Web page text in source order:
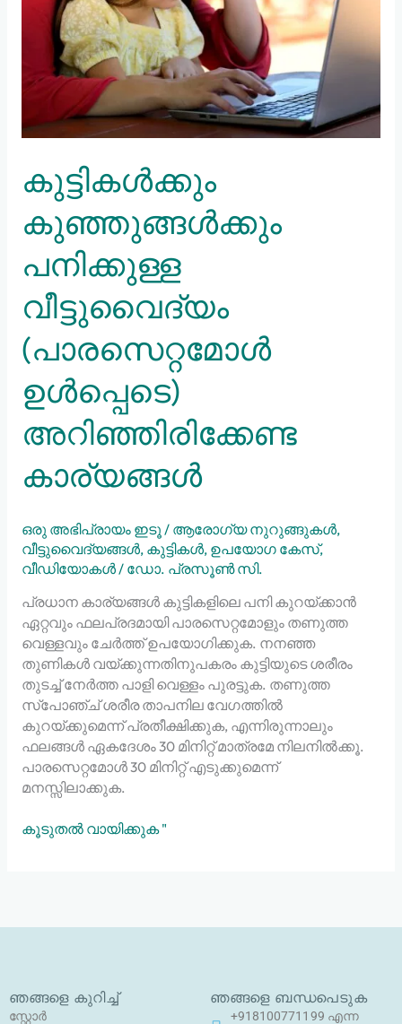
കുട്ടികൾക്കും
കുഞ്ഞുങ്ങൾക്കും
പനിക്കുള്ള
വീട്ടുവൈദ്യം
(പാരസെറ്റമോൾ
ഉൾപ്പെടെ)
അറിഞ്ഞിരിക്കേണ്ട
കാര്യങ്ങൾ
ഒരു അഭിപ്രായം ഇടൂ / ആരോഗ്യ നുറുങ്ങുകൾ,
വീട്ടുവൈദ്യങ്ങൾ, കുട്ടികൾ, ഉപയോഗ കേസ്,
വീഡിയോകൾ/ ഡോ. പ്രസൂൺ സി.
പ്രധാന കാര്യങ്ങൾ കുട്ടികളിലെ പനി കുറയ്ക്കാൻ
ഏറ്റവും ഫലപ്രദമായി പാരസെറ്റമോളും തണുത്ത
വെള്ളവും ചേർത്ത് ഉപയോഗിക്കുക. നനഞ്ഞ
തുണികൾ വയ്ക്കുന്നതിനുപകരം കുട്ടിയുടെ ശരീരം
തുടച്ച് നേർത്ത പാളി വെള്ളം പുരട്ടുക. തണുത്ത
സ്പോഞ്ച് ശരീര താപനില വേഗത്തിൽ
കുറയ്ക്കുമെന്ന് പ്രതീക്ഷിക്കുക, എന്നിരുന്നാലും
ഫലങ്ങൾ ഏകദേശം 30 മിനിറ്റ് മാത്രമേ നിലനിൽക്കൂ.
പാരസെറ്റമോൾ 30 മിനിറ്റ് എടുക്കുമെന്ന്
മനസ്സിലാക്കുക.
ഉൾപ്പെടെ)
അറിഞ്ഞിരിക്കേണ്ട
കാര്യങ്ങൾ
കൂടുതൽ വായിക്കുക "
ഞങ്ങളെ കുറിച്ച്
സ്റ്റോർ
ഞങ്ങളെ ബന്ധപെടുക
+918100771199 എന്ന